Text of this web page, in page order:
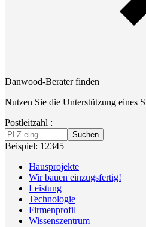
Danwood-Berater finden
Nutzen Sie die Unterstützung eines
Postleitzahl :
Suchen
Beispiel: 12345
Hausprojekte
Wir bauen einzugsfertig!
Leistung
Technologie
Firmenprofil
Wissenszentrum